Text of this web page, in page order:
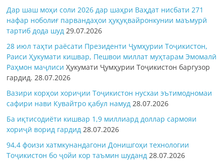
Дар шаш моҳи соли 2026 дар шаҳри Ваҳдат нисбати 271
нафар ноболиғ парвандаҳои ҳуқуқвайронкунии маъмурӣ
тартиб дода шуд 29.07.2026
28 июл таҳти раёсати Президенти Ҷумҳурии Тоҷикистон,
Раиси Ҳукумати кишвар, Пешвои миллат муҳтарам Эмомалӣ
Раҳмон маҷлисиҲукумати Ҷумҳурии Тоҷикистон баргузор
гардид.28.07.2026
Вазири корҳои хориҷии Тоҷикистон нусхаи эътимодномаи
сафири нави Кувайтро қабул намуд 28.07.2026
Ба иқтисодиёти кишвар 1,9 миллиард доллар сармояи
хориҷӣ ворид гардид 28.07.2026
94,4 фоизи хатмкунандагони Донишгоҳи технологии
Тоҷикистон бо ҷойи кор таъмин шуданд 28.07.2026